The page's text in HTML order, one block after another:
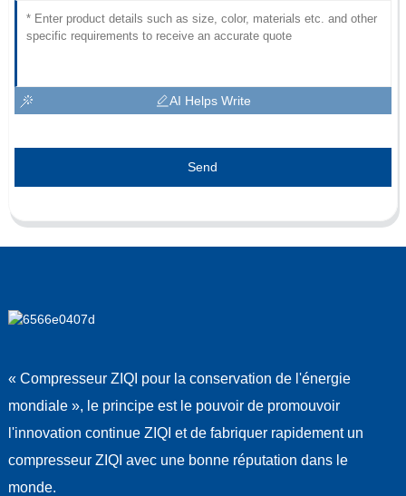
AI Helps Write
Send
« Compresseur ZIQI pour la conservation de l'énergie
mondiale », le principe est le pouvoir de promouvoir
l'innovation continue ZIQI et de fabriquer rapidement un
compresseur ZIQI avec une bonne réputation dans le
monde.